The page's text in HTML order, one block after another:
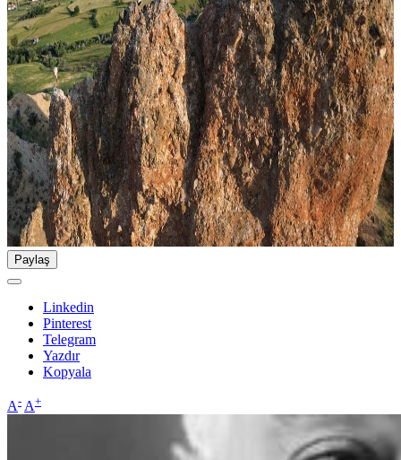
Paylaş
Linkedin
Pinterest
Telegram
Yazdır
Kopyala
A- A+